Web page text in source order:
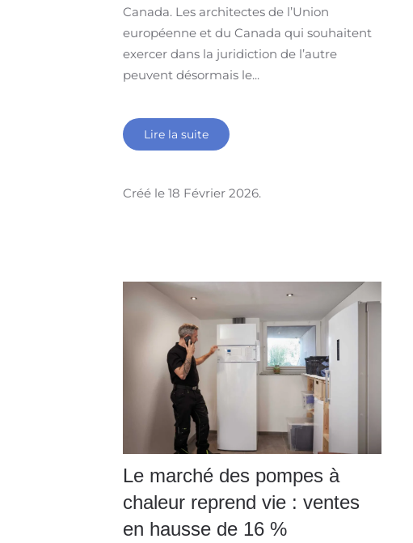
Canada. Les architectes de l’Union
européenne et du Canada qui souhaitent
exercer dans la juridiction de l’autre
peuvent désormais le...
Lire la suite
Créé le 18 Février 2026.
Le marché des pompes à
chaleur reprend vie : ventes
en hausse de 16 %